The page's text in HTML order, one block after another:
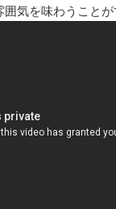
気を味わうことが